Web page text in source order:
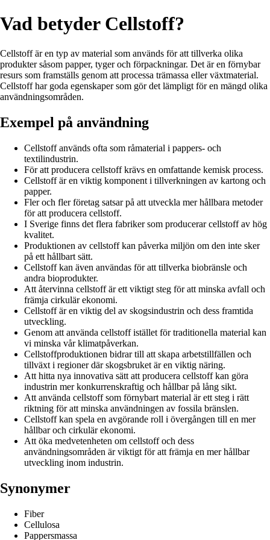
Vad betyder Cellstoff?
Cellstoff är en typ av material som används för att tillverka olika
produkter såsom papper, tyger och förpackningar. Det är en förnybar
resurs som framställs genom att processa trämassa eller växtmaterial.
Cellstoff har goda egenskaper som gör det lämpligt för en mängd olika
användningsområden.
Exempel på användning
Cellstoff används ofta som råmaterial i pappers- och
textilindustrin.
För att producera cellstoff krävs en omfattande kemisk process.
Cellstoff är en viktig komponent i tillverkningen av kartong och
papper.
Fler och fler företag satsar på att utveckla mer hållbara metoder
för att producera cellstoff.
I Sverige finns det flera fabriker som producerar cellstoff av hög
kvalitet.
Produktionen av cellstoff kan påverka miljön om den inte sker
på ett hållbart sätt.
Cellstoff kan även användas för att tillverka biobränsle och
andra bioprodukter.
Att återvinna cellstoff är ett viktigt steg för att minska avfall och
främja cirkulär ekonomi.
Cellstoff är en viktig del av skogsindustrin och dess framtida
utveckling.
Genom att använda cellstoff istället för traditionella material kan
vi minska vår klimatpåverkan.
Cellstoffproduktionen bidrar till att skapa arbetstillfällen och
tillväxt i regioner där skogsbruket är en viktig näring.
Att hitta nya innovativa sätt att producera cellstoff kan göra
industrin mer konkurrenskraftig och hållbar på lång sikt.
Att använda cellstoff som förnybart material är ett steg i rätt
riktning för att minska användningen av fossila bränslen.
Cellstoff kan spela en avgörande roll i övergången till en mer
hållbar och cirkulär ekonomi.
Att öka medvetenheten om cellstoff och dess
användningsområden är viktigt för att främja en mer hållbar
utveckling inom industrin.
Synonymer
Fiber
Cellulosa
Pappersmassa